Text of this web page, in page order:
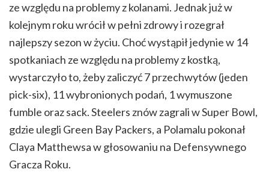
ze względu na problemy z kolanami. Jednak już w
kolejnym roku wrócił w pełni zdrowy i rozegrał
najlepszy sezon w życiu. Choć wystąpił jedynie w 14
spotkaniach ze względu na problemy z kostką,
wystarczyło to, żeby zaliczyć 7 przechwytów (jeden
pick-six), 11 wybronionych podań, 1 wymuszone
fumble oraz sack. Steelers znów zagrali w Super Bowl,
gdzie ulegli Green Bay Packers, a Polamalu pokonał
Claya Matthewsa w głosowaniu na Defensywnego
Gracza Roku.